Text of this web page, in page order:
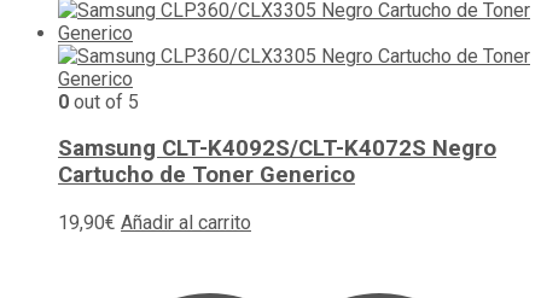
0 out of 5
Samsung CLT-K4092S/CLT-K4072S Negro
Cartucho de Toner Generico
19,90€ Añadir al carrito